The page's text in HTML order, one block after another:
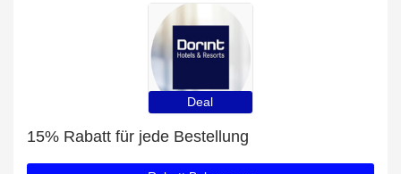
Deal
15% Rabatt für jede Bestellung